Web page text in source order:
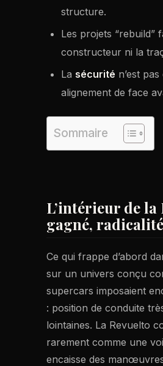
structure.
Les projets “rebuild”
constructeur ni la
La sécurité n’est
alignement de face
Sommaire
L’intérieur de
gagné,
Ce qui frappe d’abord
sur un univers conçu
supercars imposaient
: position de conduite
lointaines. La Revuelto
rarement comme une
encaisse des